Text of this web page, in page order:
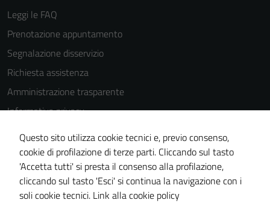
Leggi le FAQ
Prenotazione appuntamento
Segnalazione disservizio
Richiesta assistenza
Amministrazione trasparente
Informativa privacy
Cookie Policy
Note legali
Dichiarazione di accessibilità
Piano di miglioramento del sito
Questo sito utilizza cookie tecnici e, previo consenso,
cookie di profilazione di terze parti. Cliccando sul tasto
'Accetta tutti' si presta il consenso alla profilazione,
cliccando sul tasto 'Esci' si continua la navigazione con i
soli cookie tecnici. Link alla cookie policy